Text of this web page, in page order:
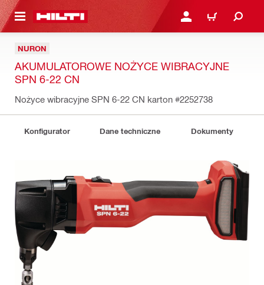
GŁÓWNEJ ZALOGUJ SIĘ LUB
KOSZYK
NURON
AKUMULATOROWE NOŻYCE WIBRACYJNE
SPN 6-22 CN
Nożyce wibracyjne SPN 6-22 CN karton #2252738
Konfigurator Dane techniczne Dokumenty